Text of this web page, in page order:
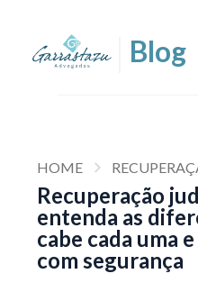
HOME
Recuperação
entenda as
cabe cada uma
com segurança